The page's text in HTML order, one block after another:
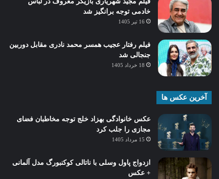
خادمی توجه برانگیز شد
16 تیر 1405
فیلم رفتار عجیب همسر محمد نادری مقابل دوربین
جنجالی شد
18 خرداد 1405
آخرین عکس ها
عکس خانوادگی بهزاد خلج توجه مخاطبان فضای
مجازی را جلب کرد
15 مرداد 1405
ازدواج پاول وسلی با ناتالی کوکنبورگ مدل آلمانی
+ عکس